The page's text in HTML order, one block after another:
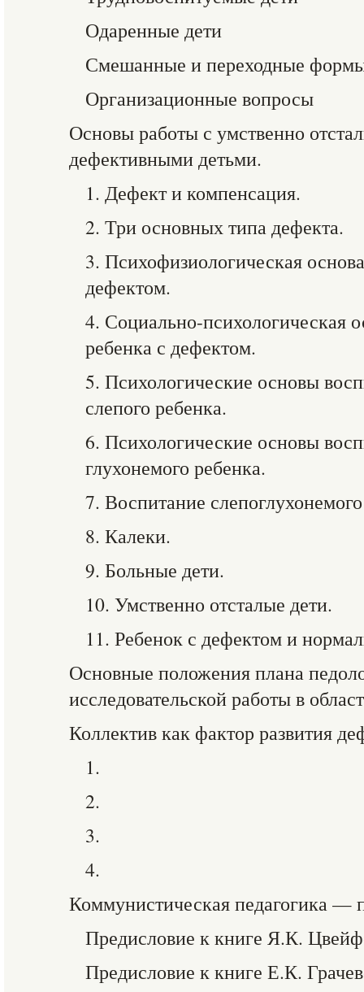
Одаренные дети
Смешанные и переходные
Организационные вопросы
Основы работы с умственно
дефективными детьми.
1. Дефект и компенсация.
2. Три основных типа дефекта.
3. Психофизиологическая
дефектом.
4. Социально-психологическая
ребенка с дефектом.
5. Психологические основы
слепого ребенка.
6. Психологические основы
глухонемого ребенка.
7. Воспитание
8. Калеки.
9. Больные дети.
10. Умственно отсталые дети.
11. Ребенок с дефектом и
Основные положения плана
исследовательской работы в
Коллектив как фактор развития
1.
2.
3.
4.
Коммунистическая педагогика —
Предисловие к книге Я.К.
Предисловие к книге Е.К.